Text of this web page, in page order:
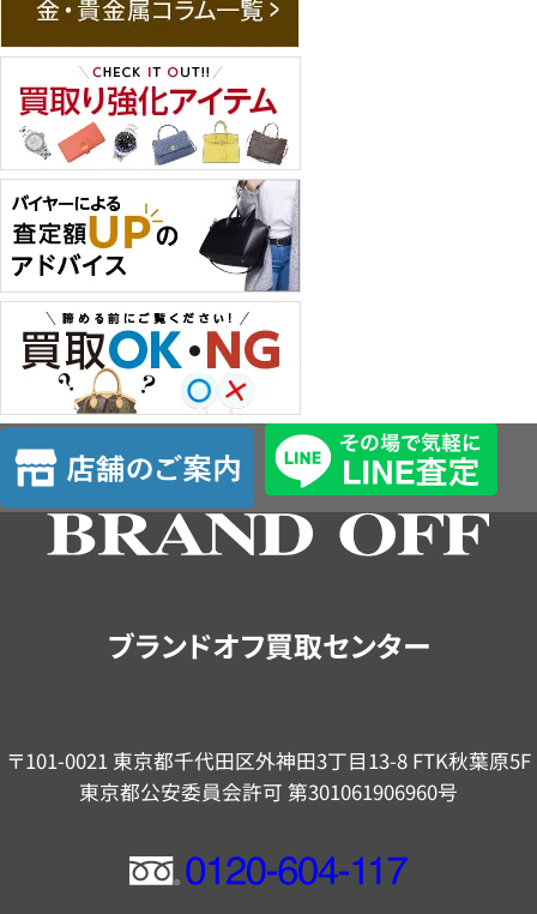
店
舗
の
ブランドオフ買取センター
〒101-0021 東京都千代田区外神田3丁目13-8 FTK秋葉原5F
東京都公安委員会許可 第301061906960号
フ